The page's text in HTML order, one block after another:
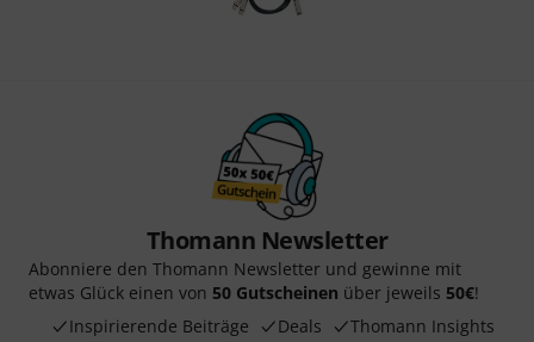
Thomann Newsletter
Abonniere den Thomann Newsletter und gewinne mit
etwas Glück einen von 50 Gutscheinen über jeweils 50€!
Inspirierende Beiträge
Deals Thomann Insights